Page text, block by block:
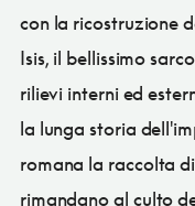
con la ricostruzione
Isis, il bellissimo
rilievi interni ed
la lunga storia
romana la raccolta
rimandano al culto